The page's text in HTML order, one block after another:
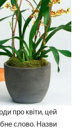
про квіти, цей
слово. Назви